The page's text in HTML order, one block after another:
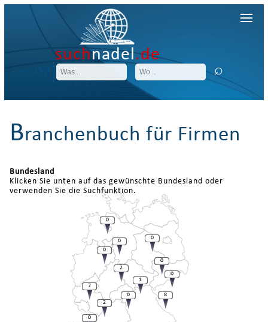
suchnadel.de
Branchenbuch für Firmen
Bundesland
Klicken Sie unten auf das gewünschte Bundesland oder
verwenden Sie die Suchfunktion.
8
0
7
0
1
0
0
0
0
2
2
0
0